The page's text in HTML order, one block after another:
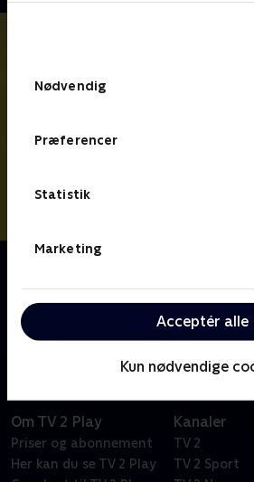
Nødvendig
Præferencer
Statistik
Marketing
Acceptér alle
Kun nødvendige
land og rige rundt for at hjælpe
styr på rodet.
Om TV 2 Play
Priser og abonnement
Her kan du se TV 2 Play
Kanaler
TV 2
TV 2 Sport